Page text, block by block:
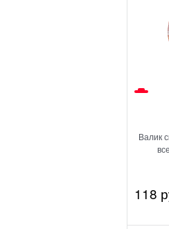
Валик
118